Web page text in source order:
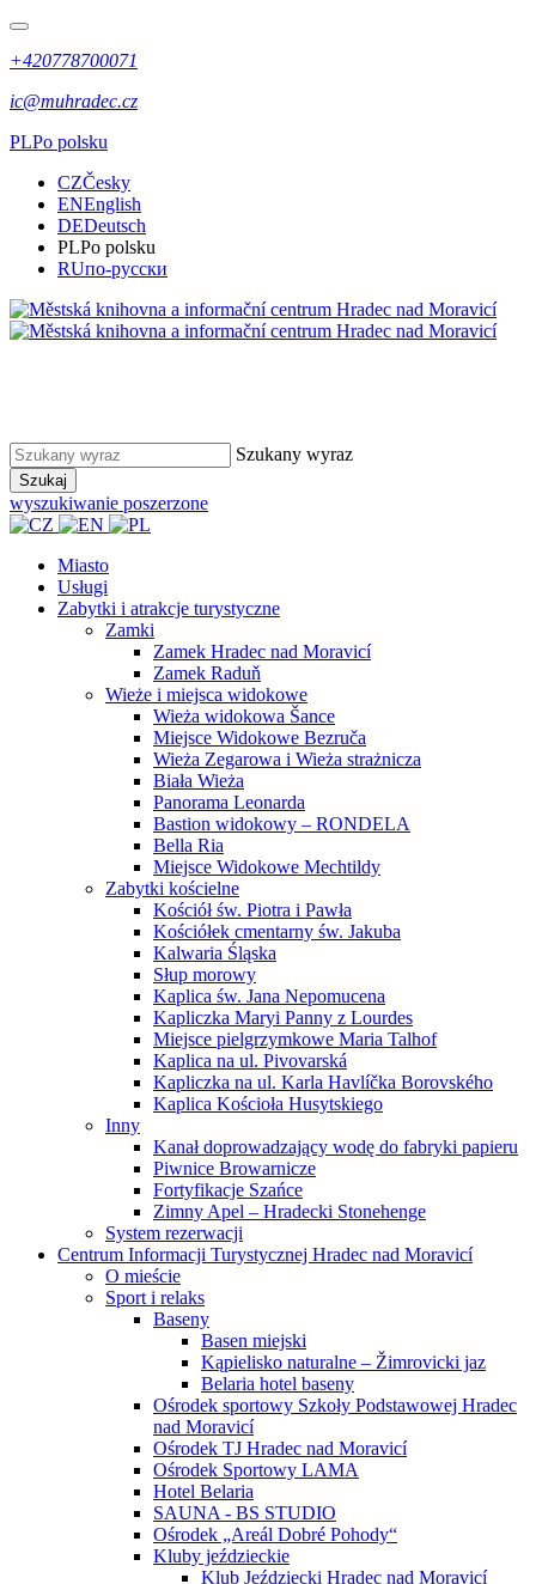
+420778700071
ic@muhradec.cz
PLPo polsku
CZČesky
ENEnglish
DEDeutsch
PLPo polsku
RUпо-русски
Szukany wyraz
Szukaj
wyszukiwanie poszerzone
Miasto
Usługi
Zabytki i atrakcje turystyczne
Zamki
Zamek Hradec nad Moravicí
Zamek Raduň
Wieże i miejsca widokowe
Wieża widokowa Šance
Miejsce Widokowe Bezruča
Wieża Zegarowa i Wieża strażnicza
Biała Wieża
Panorama Leonarda
Bastion widokowy – RONDELA
Bella Ria
Miejsce Widokowe Mechtildy
Zabytki kościelne
Kościół św. Piotra i Pawła
Kościółek cmentarny św. Jakuba
Kalwaria Śląska
Słup morowy
Kaplica św. Jana Nepomucena
Kapliczka Maryi Panny z Lourdes
Miejsce pielgrzymkowe Maria Talhof
Kaplica na ul. Pivovarská
Kapliczka na ul. Karla Havlíčka Borovského
Kaplica Kościoła Husytskiego
Inny
Kanał doprowadzający wodę do fabryki papieru
Piwnice Browarnicze
Fortyfikacje Szańce
Zimny Apel – Hradecki Stonehenge
System rezerwacji
Centrum Informacji Turystycznej Hradec nad Moravicí
O mieście
Sport i relaks
Baseny
Basen miejski
Kąpielisko naturalne – Žimrovicki jaz
Belaria hotel baseny
Ośrodek sportowy Szkoły Podstawowej Hradec
nad Moravicí
Ośrodek TJ Hradec nad Moravicí
Ośrodek Sportowy LAMA
Hotel Belaria
SAUNA - BS STUDIO
Ośrodek „Areál Dobré Pohody“
Kluby jeździeckie
Klub Jeździecki Hradec nad Moravicí